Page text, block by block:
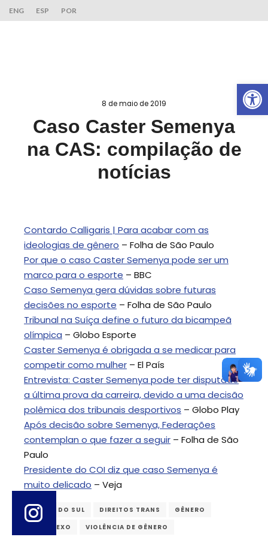
ENG ESP POR
8 de maio de 2019
Caso Caster Semenya
na CAS: compilação de
notícias
Contardo Calligaris | Para acabar com as
ideologias de gênero – Folha de São Paulo
Por que o caso Caster Semenya pode ser um
marco para o esporte – BBC
Caso Semenya gera dúvidas sobre futuras
decisões no esporte – Folha de São Paulo
Tribunal na Suíça define o futuro da bicampeã
olímpica – Globo Esporte
Caster Semenya é obrigada a se medicar para
competir como mulher – El País
Entrevista: Caster Semenya pode ter disputado
a última prova da carreira, devido a uma decisão
polêmica dos tribunais desportivos – Globo Play
Após decisão sobre Semenya, Federações
contemplan o que fazer a seguir – Folha de São
Paulo
Presidente do COI diz que caso Semenya é
muito delicado – Veja
ÁFRICA DO SUL DIREITOS TRANS
GÊNERO
INTERSEXO
VIOLÊNCIA DE GÊNERO